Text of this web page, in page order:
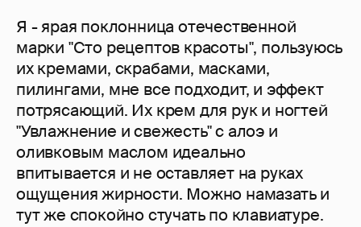
Я - ярая поклонница отечественной
марки "Сто рецептов красоты", пользуюсь
их кремами, скрабами, масками,
пилингами, мне все подходит, и эффект
потрясающий. Их крем для рук и ногтей
"Увлажнение и свежесть" с алоэ и
оливковым маслом идеально
впитывается и не оставляет на руках
ощущения жирности. Можно намазать и
тут же спокойно стучать по клавиатуре.